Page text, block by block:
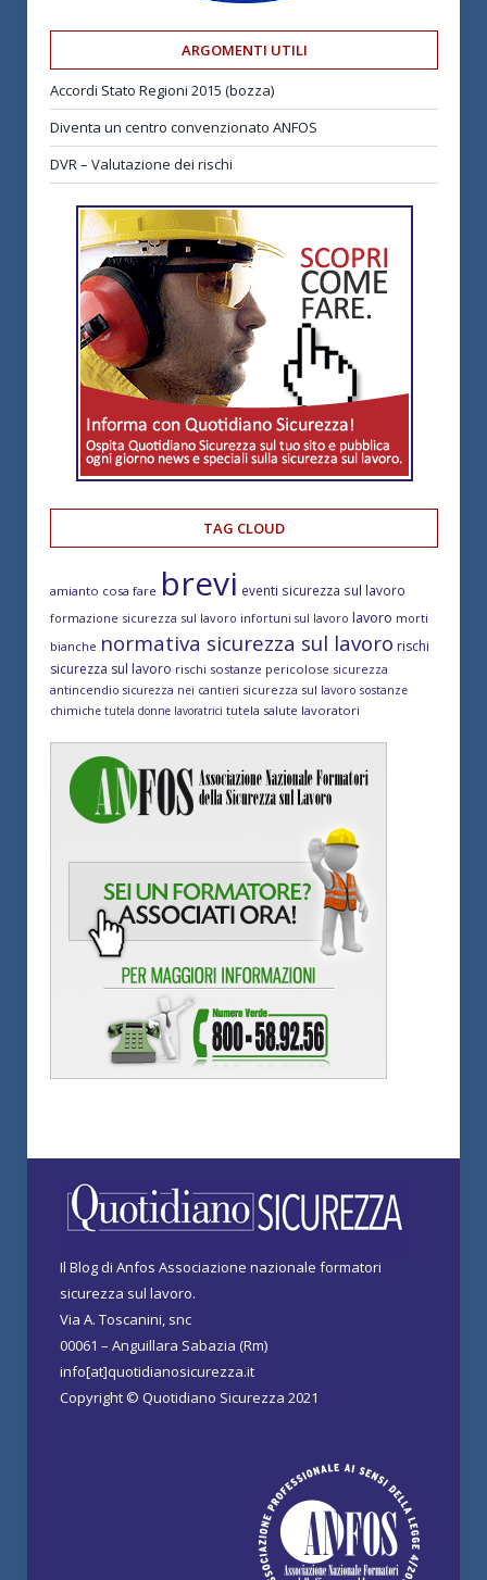
ARGOMENTI UTILI
Accordi Stato Regioni 2015 (bozza)
Diventa un centro convenzionato ANFOS
DVR – Valutazione dei rischi
TAG CLOUD
amianto cosa fare brevi eventi sicurezza sul lavoro
formazione sicurezza sul lavoro infortuni sul lavoro lavoro morti
bianche normativa sicurezza sul lavoro rischi
sicurezza sul lavoro rischi sostanze pericolose sicurezza
antincendio sicurezza nei cantieri sicurezza sul lavoro sostanze
chimiche tutela donne lavoratrici tutela salute lavoratori
Il Blog di Anfos Associazione nazionale formatori
sicurezza sul lavoro.
Via A. Toscanini, snc
00061 – Anguillara Sabazia (Rm)
info[at]quotidianosicurezza.it
Copyright © Quotidiano Sicurezza 2021